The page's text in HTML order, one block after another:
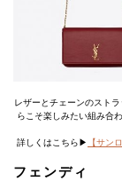
レザーとチェーンのスト
らこそ楽しみたい組み合
詳しくはこちら▶
【サン
フェンディ